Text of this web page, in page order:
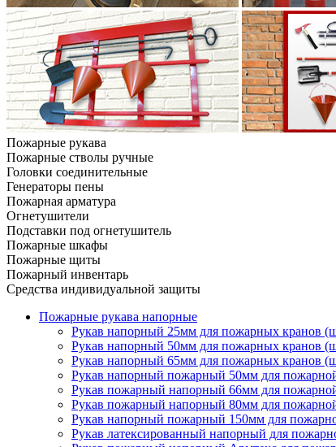
Пожарные рукава
Пожарные стволы ручные
Головки соединительные
Генераторы пены
Пожарная арматура
Огнетушители
Подставки под огнетушитель
Пожарные шкафы
Пожарные щиты
Пожарный инвентарь
Средства индивидуальной защиты
Пожарные рукава напорные
Рукав напорный 25мм для пожарных кранов
Рукав напорный 50мм для пожарных кранов
Рукав напорный 65мм для пожарных кранов
Рукав напорный пожарный 50мм для
Рукав пожарный напорный 66мм для
Рукав пожарный напорный 80мм для
Рукав напорный пожарный 150мм для
Рукав латексированный напорный для